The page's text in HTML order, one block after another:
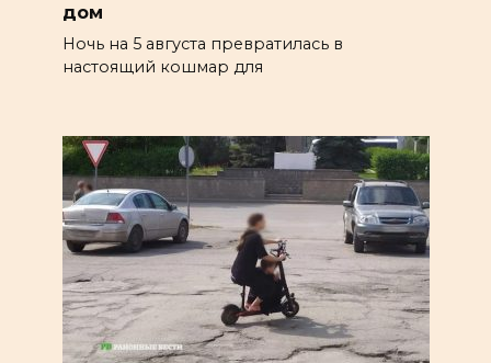
дом
Ночь на 5 августа превратилась в
настоящий кошмар для